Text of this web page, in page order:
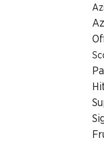
Ricerca di
Filiale Denner
1400